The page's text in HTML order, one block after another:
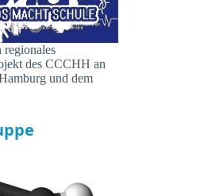
regionales
des CCCHH an
und dem